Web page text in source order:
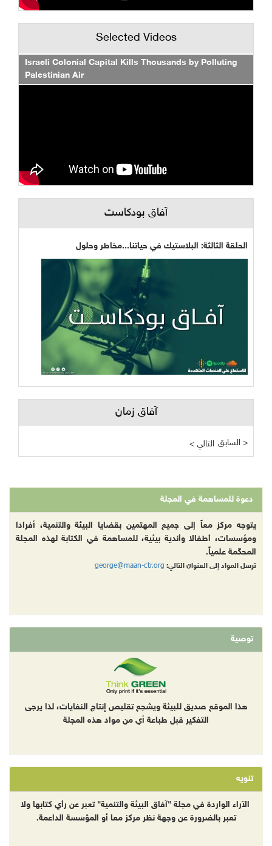
Selected Videos
Israeli Colonial Capital Kills Thousands by Polluting
Palestinian Air
آفاق بودكاست
الحلقة الثالثة: البلاستيك في حياتنا...مخاطر وحلول
آفاق زمان
< التالي السابق >
دعوة للمساهمة في المجلة
يتوجه مركز معاً إلى جميع المهتمين بقضايا البيئة والتنمية، أفرادا
ومؤسسات، أطفالا وأندية بيئية، للمساهمة في الكتابة لهذه المجلة
المحكّمة علمياً.
ترسل المواد إلى العنوان التالي: george@maan-ctr.org
توصية
هذا الموقع صديق للبيئة ويشجع تقليص إنتاج النفايات، لذا يرجى
التفكير قبل طباعة أي من مواد هذه المجلة
تنويه
الآراء الواردة في مجلة "آفاق البيئة والتنمية" تعبر عن رأي كتابها ولا
تعبر بالضرورة عن وجهة نظر مركز معا أو المؤسسة الداعمة.